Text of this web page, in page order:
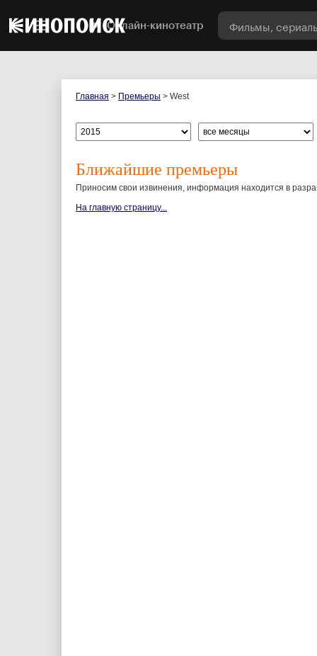
Онлайн-кинотеатр
Главная > Премьеры > West
Ближайшие премьеры
Приносим свои извинения, информация находится в
На главную страницу...